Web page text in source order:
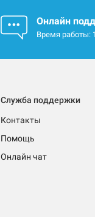
Онлайн
Время работы:
Служба поддержки
Контакты
Помощь
Онлайн чат